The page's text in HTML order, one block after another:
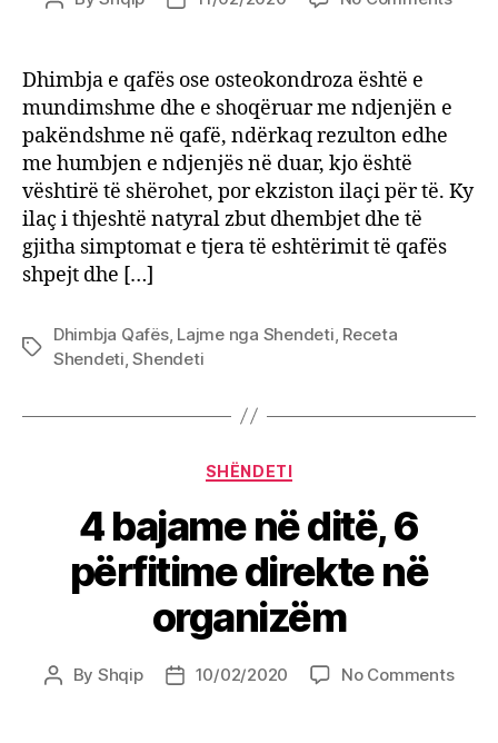
Dhimbja e qafës ose osteokondroza është e
mundimshme dhe e shoqëruar me ndjenjën e
pakëndshme në qafë, ndërkaq rezulton edhe
me humbjen e ndjenjës në duar, kjo është
vështirë të shërohet, por ekziston ilaçi për të. Ky
ilaç i thjeshtë natyral zbut dhembjet dhe të
gjitha simptomat e tjera të eshtërimit të qafës
shpejt dhe […]
Tags
Dhimbja Qafës, Lajme nga Shendeti Receta
Shendeti ,Shendeti
Categories
SHËNDETI
4 bajame në ditë, 6
përfitime direkte në
organizëm
Post
By Shqip
Post10/02/2020 No Commentson